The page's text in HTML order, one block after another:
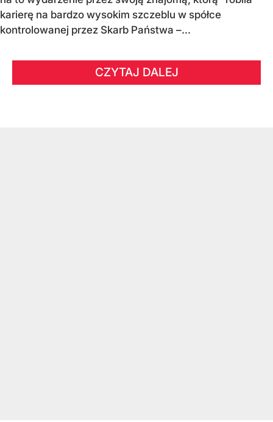
karierę na bardzo wysokim szczeblu w spółce
kontrolowanej przez Skarb Państwa –...
CZYTAJ DALEJ